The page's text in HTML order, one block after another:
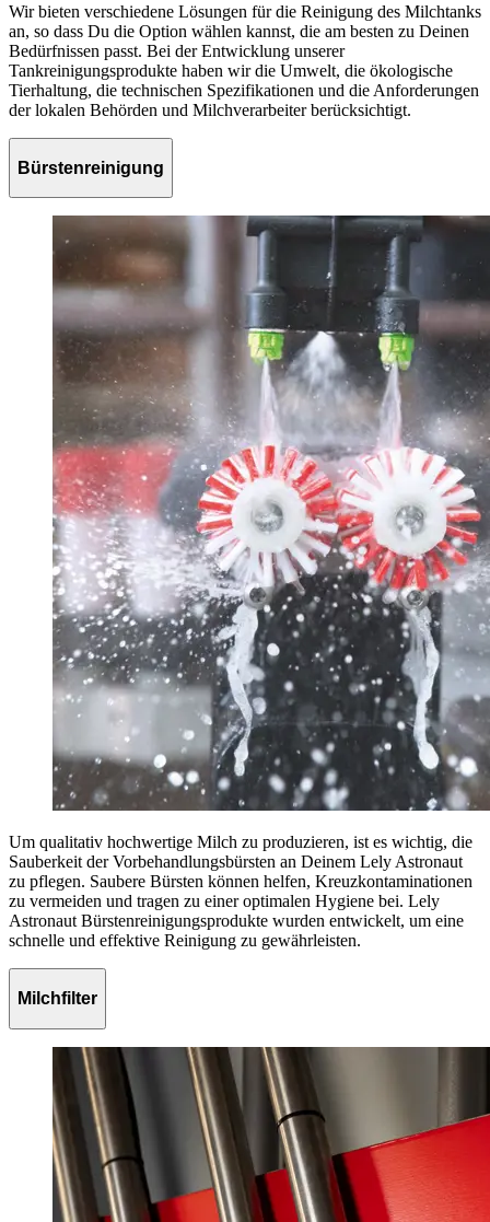
Wir bieten verschiedene Lösungen für die Reinigung des Milchtanks
an, so dass Du die Option wählen kannst, die am besten zu Deinen
Bedürfnissen passt. Bei der Entwicklung unserer
Tankreinigungsprodukte haben wir die Umwelt, die ökologische
Tierhaltung, die technischen Spezifikationen und die Anforderungen
der lokalen Behörden und Milchverarbeiter berücksichtigt.
Bürstenreinigung
Um qualitativ hochwertige Milch zu produzieren, ist es wichtig, die
Sauberkeit der Vorbehandlungsbürsten an Deinem Lely Astronaut
zu pflegen. Saubere Bürsten können helfen, Kreuzkontaminationen
zu vermeiden und tragen zu einer optimalen Hygiene bei. Lely
Astronaut Bürstenreinigungsprodukte wurden entwickelt, um eine
schnelle und effektive Reinigung zu gewährleisten.
Milchfilter